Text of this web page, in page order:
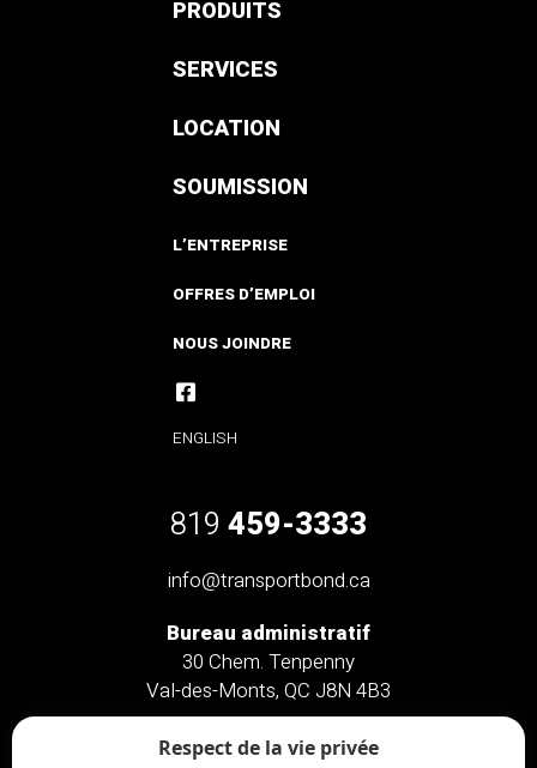
PRODUITS
SERVICES
LOCATION
SOUMISSION
L’ENTREPRISE
OFFRES D’EMPLOI
NOUS JOINDRE
ENGLISH
819 459-3333
info@transportbond.ca
Bureau administratif
30 Chem. Tenpenny
Val-des-Monts, QC J8N 4B3
Bureau administratif
Respect de la vie privée